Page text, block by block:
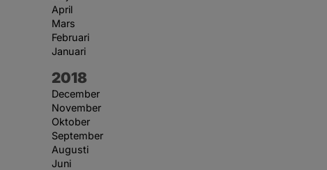
April
Mars
Februari
Januari
År:
2018
December
November
Oktober
September
Augusti
Juni